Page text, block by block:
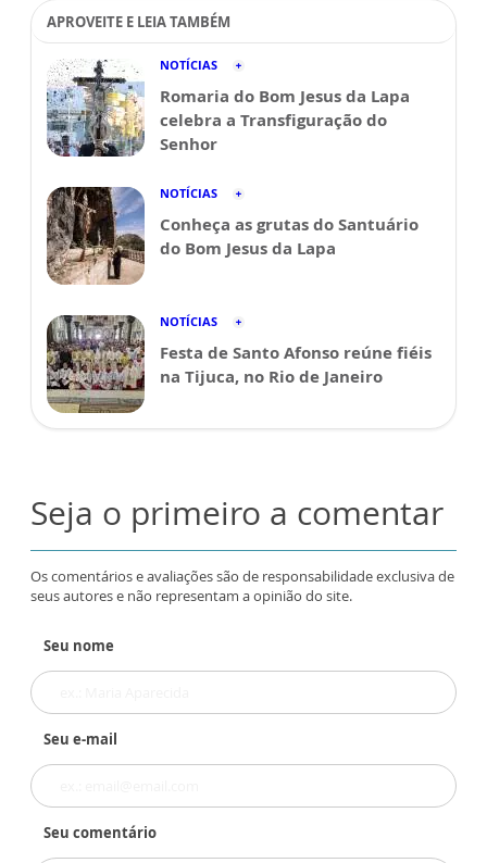
APROVEITE E LEIA TAMBÉM
NOTÍCIAS
Romaria do Bom Jesus da Lapa
celebra a Transfiguração do
Senhor
NOTÍCIAS
Conheça as grutas do Santuário
do Bom Jesus da Lapa
NOTÍCIAS
Festa de Santo Afonso reúne fiéis
na Tijuca, no Rio de Janeiro
Seja o primeiro a comentar
Os comentários e avaliações são de responsabilidade exclusiva de
seus autores e não representam a opinião do site.
Seu nome
Seu e-mail
Seu comentário